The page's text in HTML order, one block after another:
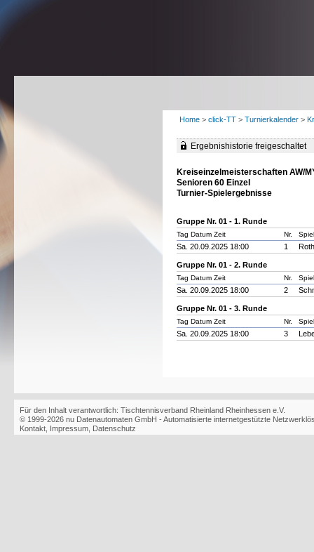
Home > click-TT > Turnierkalender >
Ergebnishistorie freigeschaltet
Kreiseinzelmeisterschaften AW/
Senioren 60 Einzel
Turnier-Spielergebnisse
Gruppe Nr. 01 - 1. Runde
Tag Datum Zeit Nr.
Sa. 20.09.2025 18:00 1
Gruppe Nr. 01 - 2. Runde
Tag Datum Zeit Nr.
Sa. 20.09.2025 18:00 2
Gruppe Nr. 01 - 3. Runde
Tag Datum Zeit Nr.
Sa. 20.09.2025 18:00 3
Für den Inhalt verantwortlich: Tischtennisverband Rheinland Rheinhessen e.V.
© 1999-2026 nu Datenautomaten GmbH - Automatisierte internetgestützte
Kontakt Impressum Datenschutz